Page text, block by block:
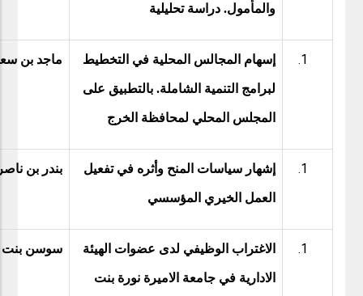
والمأمول. دراسة تحليلية
إسهام المجالس المحلية في التخطيط
لبرامج التنمية الشاملة. بالتطبيق على
المجلس المحلي لمحافظة الخرج
ماجد بن
إشهار سياسات المنح وأثره في تفعيل
العمل الخيري المؤسسي
بندر بن
الاغتراب الوظيفي لدى عضوات الهيئة
الادارية في جامعة الاميرة نورة بنت
سوسن بنت